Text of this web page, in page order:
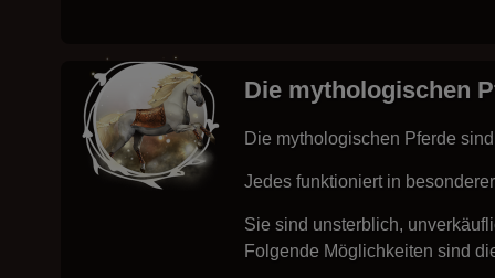
Die mythologischen
Die mythologischen Pferde
Jedes funktioniert in
Sie sind unsterblich,
Folgende Möglichkeiten sind